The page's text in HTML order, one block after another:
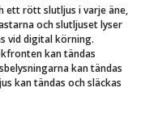
ett rött slutljus i varje äne,
och slutljuset lyser
vid digital körning.
kan tändas
kan tändas
kan tändas och släckas